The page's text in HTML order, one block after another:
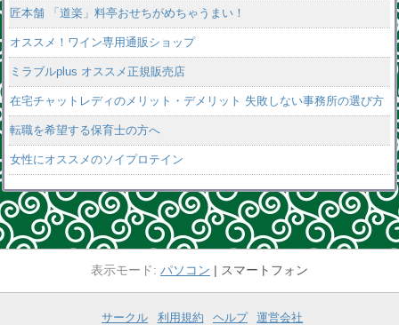
匠本舗 「道楽」料亭おせちがめちゃうまい！
オススメ！ワイン専用通販ショップ
ミラブルplus オススメ正規販売店
在宅チャットレディのメリット・デメリット 失敗しない事務所の選び方
転職を希望する保育士の方へ
女性にオススメのソイプロテイン
パソコン スマートフォン
サークル 利用規約 ヘルプ 運営会社